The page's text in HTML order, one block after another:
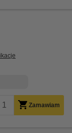
Zamawiam